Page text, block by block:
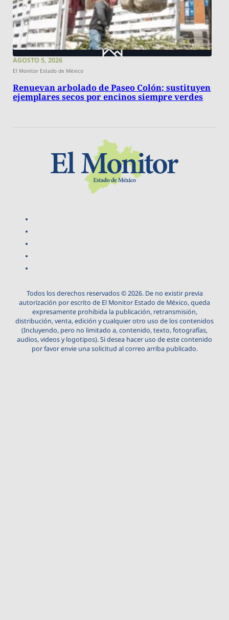
AGOSTO 5, 2026
El Monitor Estado de México
Renuevan arbolado de Paseo Colón; sustituyen
ejemplares secos por encinos siempre verdes
Todos los derechos reservados © 2026. De no existir previa
autorización por escrito de El Monitor Estado de México, queda
expresamente prohibida la publicación, retransmisión,
distribución, venta, edición y cualquier otro uso de los contenidos
(Incluyendo, pero no limitado a, contenido, texto, fotografías,
audios, videos y logotipos). Si desea hacer uso de este contenido
por favor envie una solicitud al correo arriba publicado.